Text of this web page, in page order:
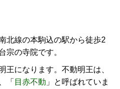
北線の本駒込の駅から徒歩2
宗の寺院です。
王になります。不動明王は、
「 目赤不動 」と呼ばれていま